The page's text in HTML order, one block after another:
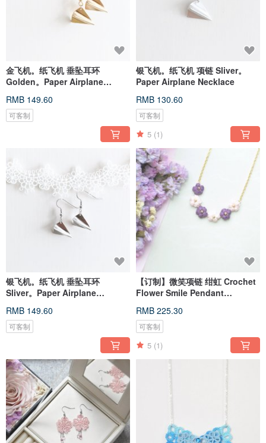
金飞机。纸飞机 垂坠耳环
Golden。Paper Airplane
RMB 149.60
可客制
银飞机。纸飞机 项链 Sliver。
Paper Airplane Necklace
RMB 130.60
可客制
5 (1)
银飞机。纸飞机 垂坠耳环
Sliver。Paper Airplane
RMB 149.60
可客制
【订制】微笑项链 绀虹 Crochet
Flower Smile Pendant
RMB 225.30
可客制
5 (1)